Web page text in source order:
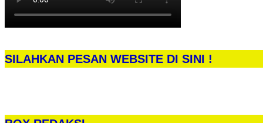
SILAHKAN PESAN WEBSITE DI SINI !